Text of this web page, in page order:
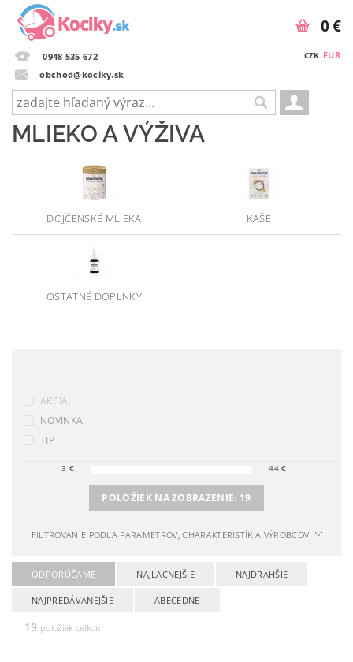
0948 535 672
obchod@kociky.sk
CZK EUR
0 €
MLIEKO A VÝŽIVA
DOJČENSKÉ MLIEKA KAŠE
OSTATNÉ DOPLNKY
AKCIA
NOVINKA
TIP
3 € 44€
POLOŽIEK NA ZOBRAZENIE: 19
FILTROVANIE PODĽA PARAMETROV, CHARAKTERISTÍK A VÝROBCOV
ODPORÚČAME NAJLACNEJŠIE NAJDRAHŠIE
NAJPREDÁVANEJŠIE ABECEDNE
19 položiek celkom